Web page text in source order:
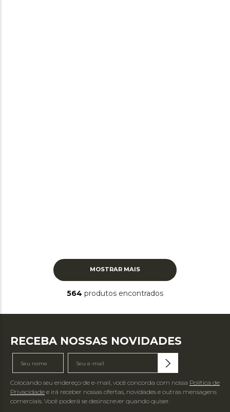
MOSTRAR MAIS
564 produtos
RECEBA NOSSAS NOVIDADES
Colocando seu endereço de e-mail, você concorda com nossa Política de
Privacidade e irá receber nossas ofertas, novidades e outras mensagens
comerciais. Você poderá se desinscrever quando quiser.